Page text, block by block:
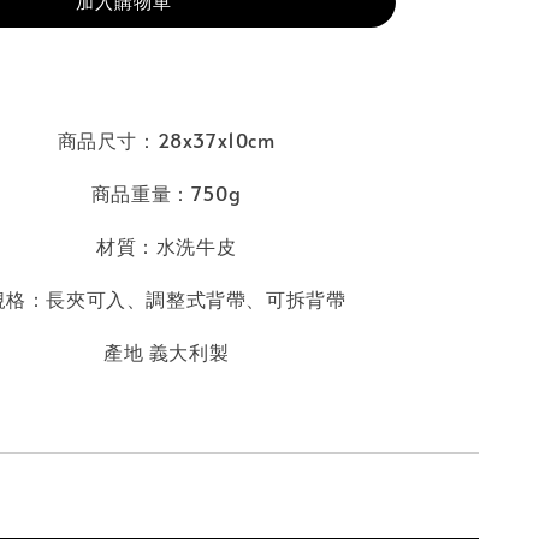
商品尺寸：28x37x10cm
商品重量：750g
材質：水洗牛皮
格：長夾可入
、調整式背帶、可拆背帶
產地 義大利製